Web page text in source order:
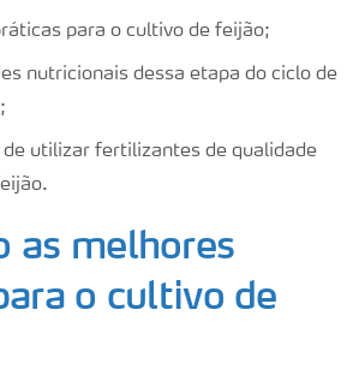
para o cultivo de feijão;
nutricionais dessa etapa do ciclo de
utilizar fertilizantes de qualidade
as melhores
o cultivo de